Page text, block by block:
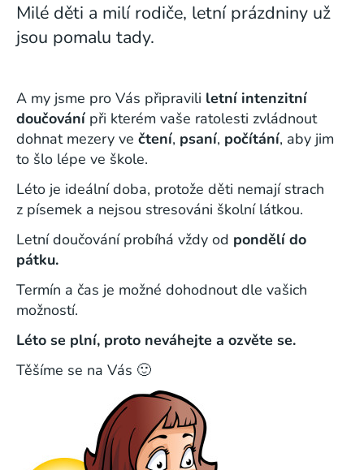
Milé děti a milí rodiče, letní prázdniny už
jsou pomalu tady.
A my jsme pro Vás připravili letní intenzitní
doučování při kterém vaše ratolesti zvládnout
dohnat mezery ve čtení, psaní, počítání, aby jim
to šlo lépe ve škole.
Léto je ideální doba, protože děti nemají strach
z písemek a nejsou stresováni školní látkou.
Letní doučování probíhá vždy od pondělí do
pátku.
Termín a čas je možné dohodnout dle vašich
možností.
Léto se plní, proto neváhejte a ozvěte se.
Těšíme se na Vás 🙂